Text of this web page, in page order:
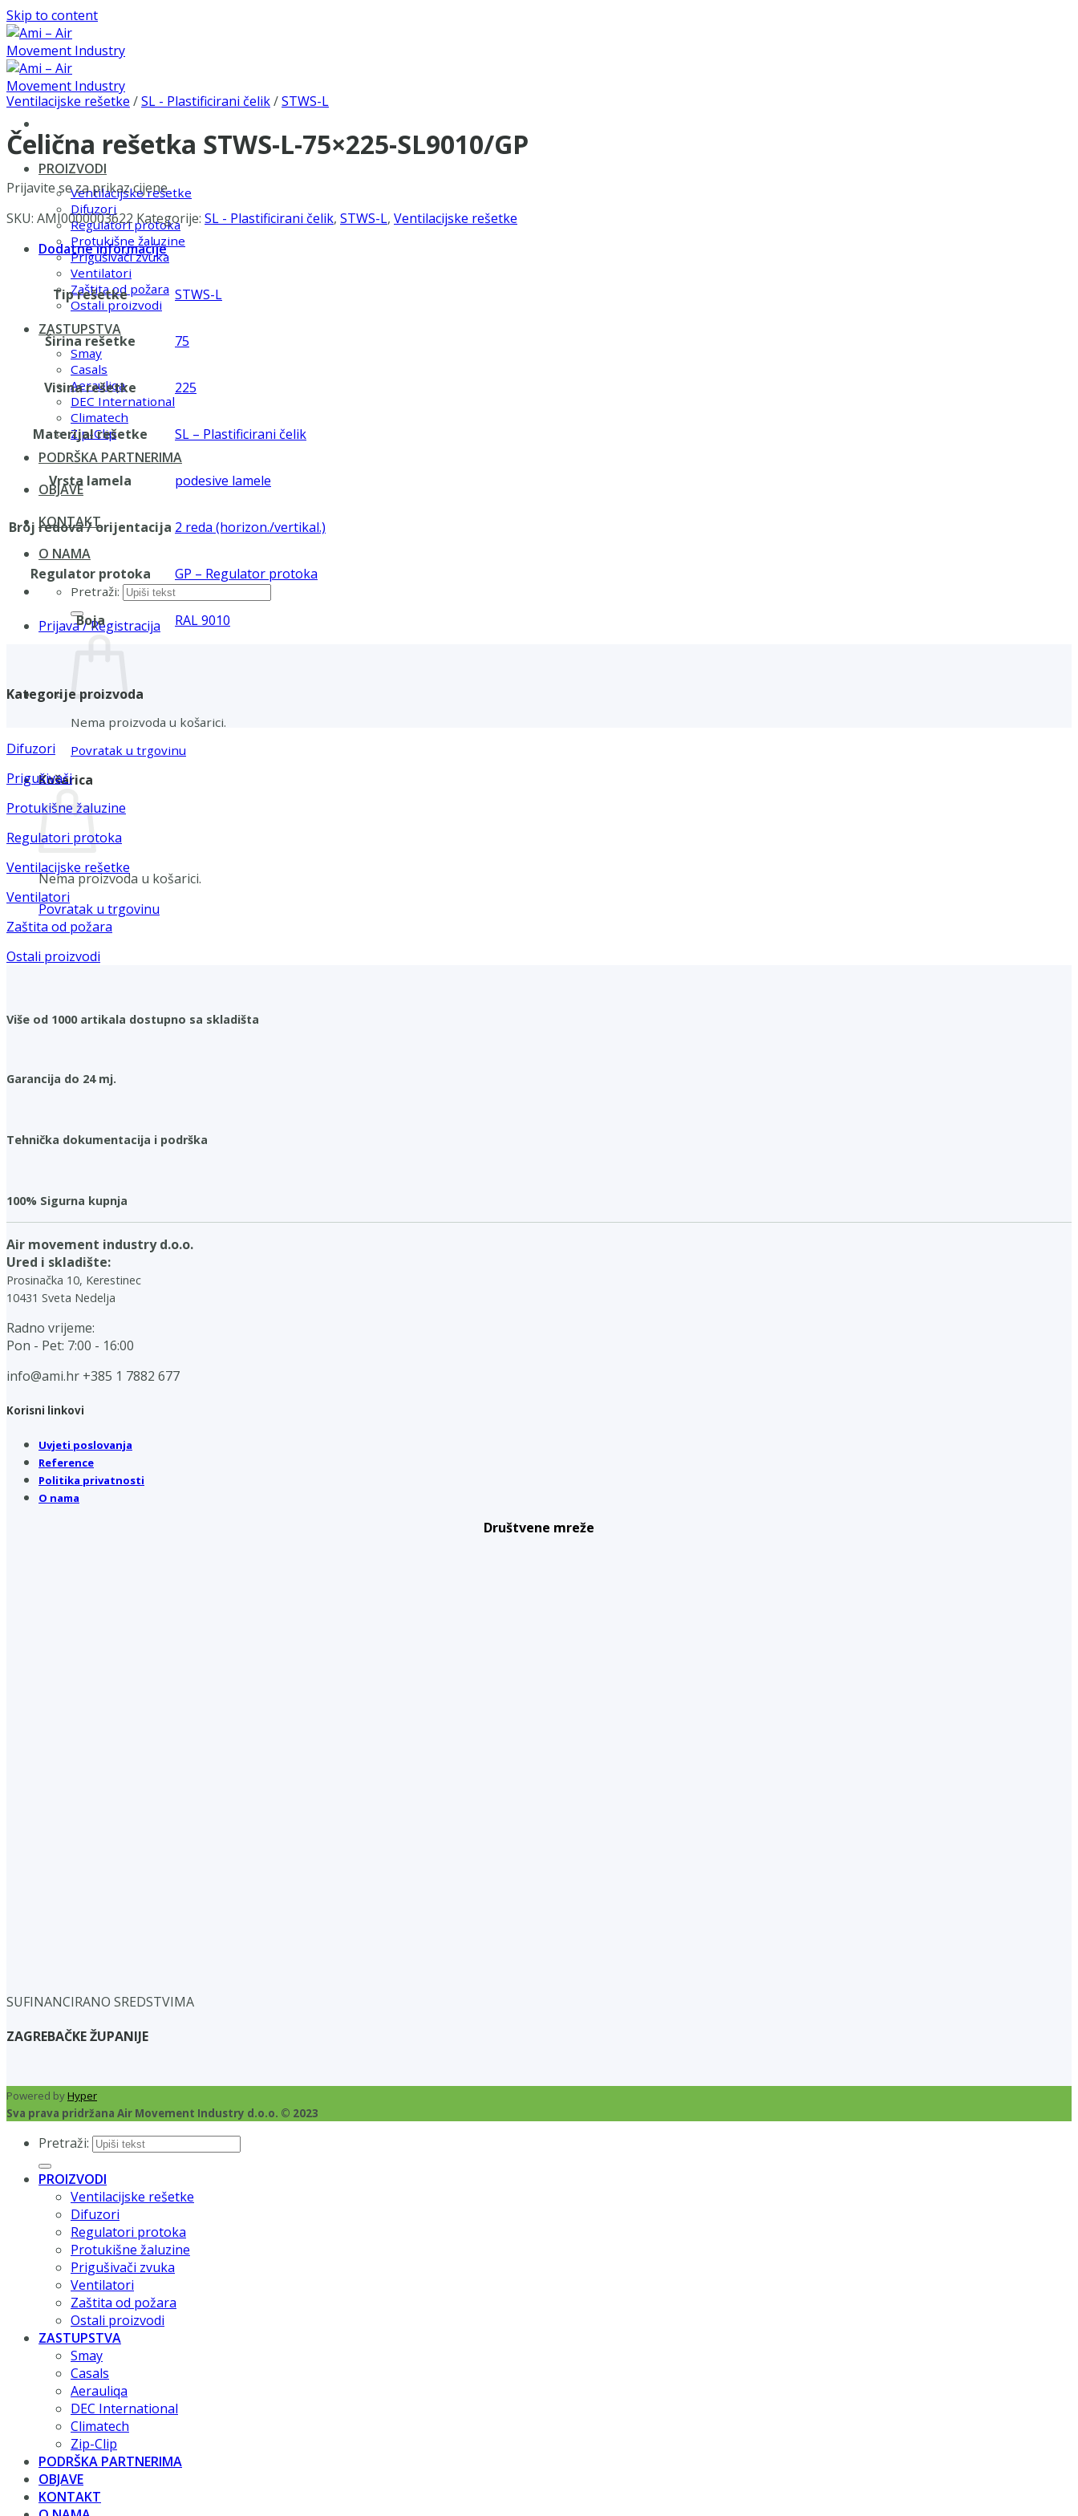
Skip to content
PROIZVODI
Ventilacijske rešetke
Difuzori
Regulatori protoka
Protukišne žaluzine
Prigušivači zvuka
Ventilatori
Zaštita od požara
Ostali proizvodi
ZASTUPSTVA
Smay
Casals
Aerauliqa
DEC International
Climatech
Zip-Clip
PODRŠKA PARTNERIMA
OBJAVE
KONTAKT
O NAMA
Pretraži:
Prijava / Registracija
Nema proizvoda u košarici.
Povratak u trgovinu
Košarica
Nema proizvoda u košarici.
Povratak u trgovinu
Ventilacijske rešetke /SL - Plastificirani čelik/STWS-L
Čelična rešetka STWS-L-75×225-SL9010/GP
Prijavite se za prikaz cijene
SKU: AMI0000003622 Kategorije: SL - Plastificirani čelik, STWS-L, Ventilacijske rešetke
Dodatne informacije
Tip rešetke STWS-L
Širina rešetke 75
Visina rešetke 225
Materijal rešetke SL – Plastificirani čelik
Vrsta lamela podesive lamele
Broj redova / orijentacija 2 reda (horizon./vertikal.)
Regulator protoka GP – Regulator protoka
Boja RAL 9010
Kategorije proizvoda
Difuzori
Prigušivači
Protukišne žaluzine
Regulatori protoka
Ventilacijske rešetke
Ventilatori
Zaštita od požara
Ostali proizvodi
Više od 1000 artikala dostupno sa skladišta
Garancija do 24 mj.
Tehnička dokumentacija i podrška
100% Sigurna kupnja
Air movement industry d.o.o.
Ured i skladište:
Prosinačka 10, Kerestinec
10431 Sveta Nedelja
Radno vrijeme:
Pon - Pet: 7:00 - 16:00
info@ami.hr +385 1 7882 677
Korisni linkovi
Uvjeti poslovanja
Reference
Politika privatnosti
O nama
Društvene mreže
SUFINANCIRANO SREDSTVIMA
ZAGREBAČKE ŽUPANIJE
Powered byHyper
Sva prava pridržana Air Movement Industry d.o.o. © 2023
Pretraži:
PROIZVODI
Ventilacijske rešetke
Difuzori
Regulatori protoka
Protukišne žaluzine
Prigušivači zvuka
Ventilatori
Zaštita od požara
Ostali proizvodi
ZASTUPSTVA
Smay
Casals
Aerauliqa
DEC International
Climatech
Zip-Clip
PODRŠKA PARTNERIMA
OBJAVE
KONTAKT